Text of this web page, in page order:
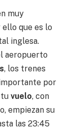
muy
ello que es lo
inglesa.
aeropuerto
, los trenes
por
vuelo, con
empiezan su
las 23:45